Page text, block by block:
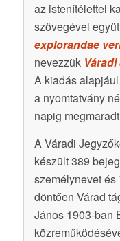
az istenítélettel
szövegével
explorandae
nevezzük
A kiadás
a nyomtatvány
napig
A Váradi
készült 389
személynevet és
döntően Várad
János 1903-ban